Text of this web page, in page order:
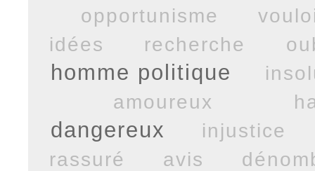
opportunisme
idées
recherche
homme politique
amoureux
dangereux
injustice
rassuré
avis